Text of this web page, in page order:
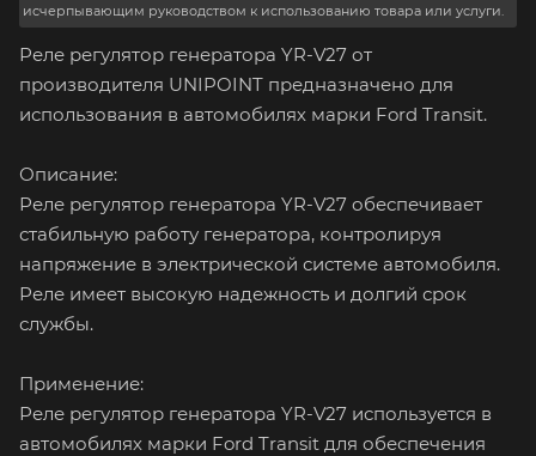
исчерпывающим руководством к использованию товара или услуги.
Реле регулятор генератора YR-V27 от
производителя UNIPOINT предназначено для
использования в автомобилях марки Ford Transit.
Описание:
Реле регулятор генератора YR-V27 обеспечивает
стабильную работу генератора, контролируя
напряжение в электрической системе автомобиля.
Реле имеет высокую надежность и долгий срок
службы.
Применение:
Реле регулятор генератора YR-V27 используется в
автомобилях марки Ford Transit для обеспечения